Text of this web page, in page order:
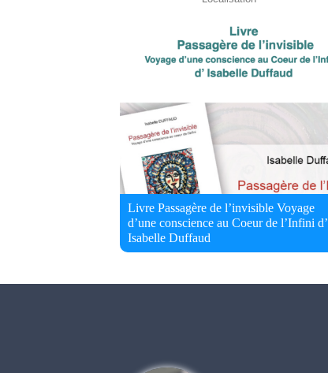
Livre Passagère de l’invisible Voyage
d’une conscience au Coeur de l’Infini d’
Isabelle Duffaud